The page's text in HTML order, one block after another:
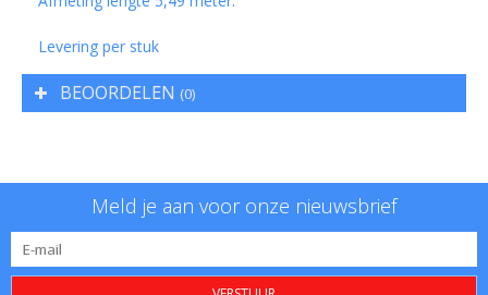
Levering per stuk
BEOORDELEN (0)
Meld je aan voor onze nieuwsbrief